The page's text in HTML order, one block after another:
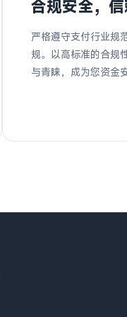
合规安全，
严格遵守支付行业规
规。以高标准的合规
与青睐，成为您资金